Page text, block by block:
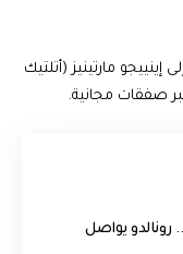
مارتينيز (أتلتيك
صفقات مجانية.
رونالدو يواصل